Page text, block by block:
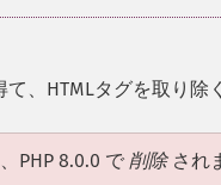
、HTMLタグを取り除く
PHP 8.0.0 で 削除され